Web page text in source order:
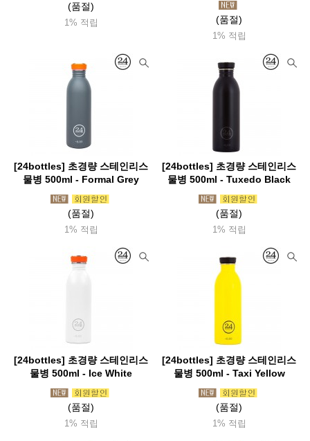
(품절)
1% 적립 (품절)
1% 적립
[24bottles] 초경량 스테인리스
물병 500ml - Formal Grey
(품절)
1% 적립
[24bottles] 초경량 스테인리스
물병 500ml - Tuxedo Black
(품절)
1% 적립
[24bottles] 초경량 스테인리스
물병 500ml - Ice White
(품절)
1% 적립
[24bottles] 초경량 스테인리스
물병 500ml - Taxi Yellow
(품절)
1% 적립